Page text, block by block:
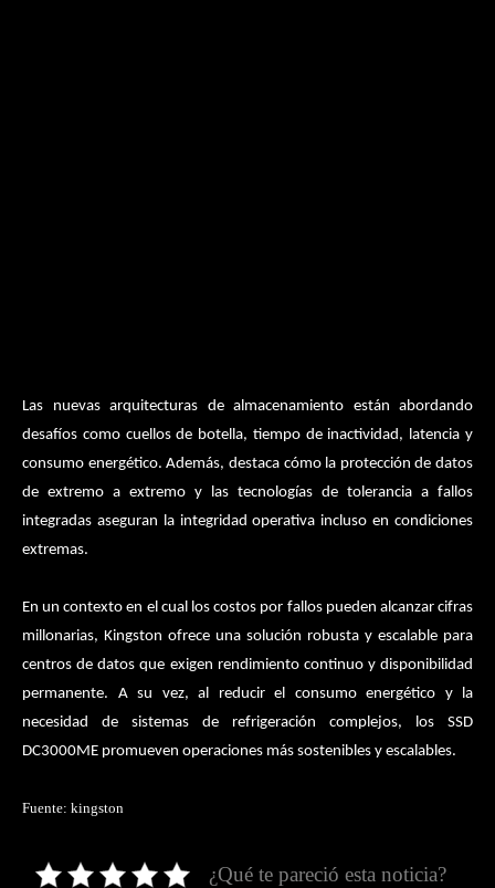
Las nuevas arquitecturas de almacenamiento están abordando
desafíos como cuellos de botella, tiempo de inactividad, latencia y
consumo energético. Además, destaca cómo la protección de datos
de extremo a extremo y las tecnologías de tolerancia a fallos
integradas aseguran la integridad operativa incluso en condiciones
extremas.
En un contexto en el cual los costos por fallos pueden alcanzar cifras
millonarias, Kingston ofrece una solución robusta y escalable para
centros de datos que exigen rendimiento continuo y disponibilidad
permanente. A su vez, al reducir el consumo energético y la
necesidad de sistemas de refrigeración complejos, los SSD
DC3000ME promueven operaciones más sostenibles y escalables.
Fuente: kingston
¿Qué te pareció esta noticia?